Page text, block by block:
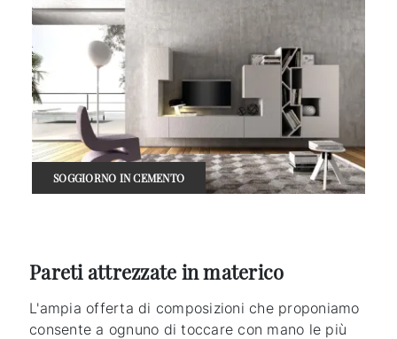
SOGGIORNO IN CEMENTO
Pareti attrezzate in materico
L'ampia offerta di composizioni che proponiamo
consente a ognuno di toccare con mano le più